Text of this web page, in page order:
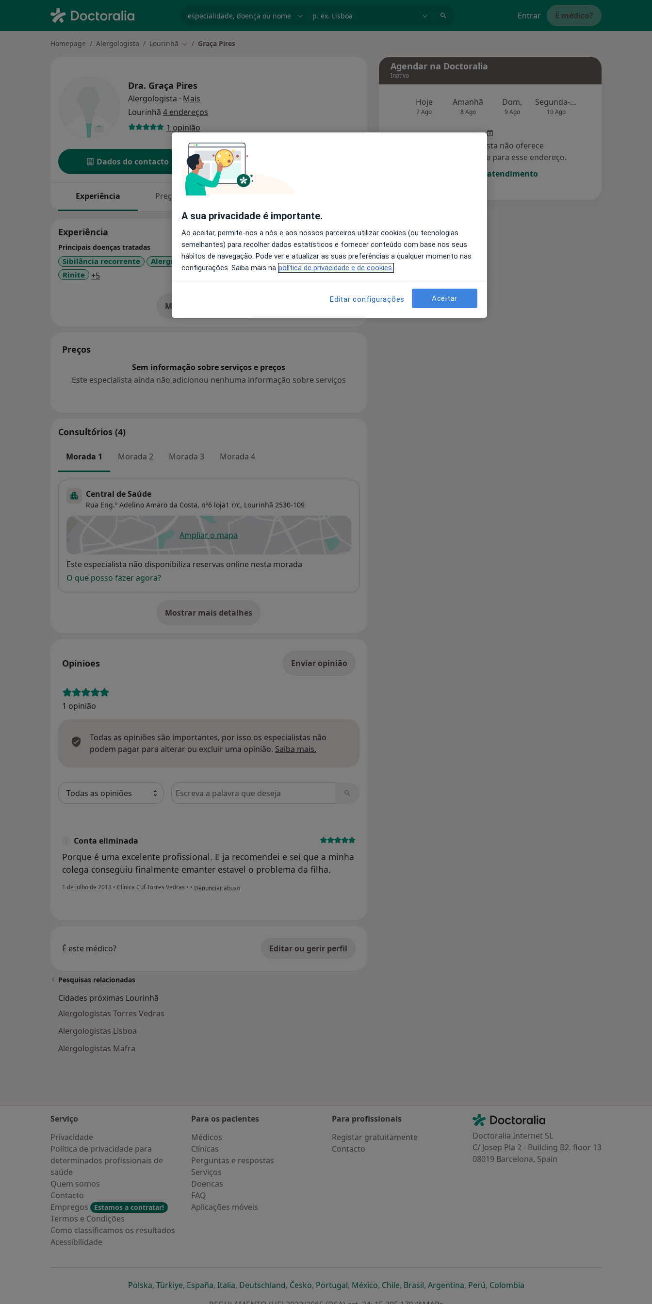
Entrar É médico?
Homepage Alergologista Lourinhã Mudar de cidade
Graça Pires
Dra. Graça Pires
Alergologista · Mais
Lourinhã 4 endereços
1 opinião
Dados do contacto Solicite um atendimento
Experiência Preços
Experiência
Principais doenças tratadas
Sibilância recorrente Alergia Respiratória Alergia Alimentar
Eczema
Rinite
+5
Mostrar mais detalhes
Preços
Sem informação sobre serviços e preços
Este especialista ainda não adicionou nenhuma informação sobre serviços
Consultórios (4)
Morada 1 Morada 2 Morada 3 Morada 4
Central de Saúde
Rua Eng.º Adelino Amaro da Costa, nº6 loja1 r/c, Lourinhã 2530-109
Ampliar o mapaabre num novo separador
Disponibilidade
Este especialista não disponibiliza reservas online nesta morada
O que posso fazer agora?
Mostrar mais detalhes
sobre o endereço
Opinioes Enviar opinião
1 opinião
Todas as opiniões são importantes, por isso os especialistas não
podem pagar para alterar ou excluir uma opinião. Saiba mais.
Pesquisar em opiniões
Conta eliminada
Porque é uma excelente profissional. E ja recomendei e sei que a minha
colega conseguiu finalmente emanter estavel o problema da filha.
1 de julho de 2013 • Clínica Cuf Torres Vedras • • na opinião do utilizador Conta eliminada
Denunciar abuso
É este médico? Editar ou gerir perfil
Agendar na Doctoralia
Inativo
Hoje
7 Ago
Amanhã
8 Ago
Dom,
9 Ago
Segunda-feira
10 Ago
Esse especialista não oferece
agendamento online para esse endereço.
Solicite um atendimento
Pesquisas relacionadas
Cidades próximas Lourinhã
Alergologistas Torres Vedras
Alergologistas Lisboa
Alergologistas Mafra
Serviço
Privacidade
Política de privacidade para
determinados profissionais de
saúde
Quem somos
Contacto
Empregos
Estamos a contratar!
Termos e Condições
Como classificamos os resultados
Acessibilidade
Para os pacientes
Médicos
Clínicas
Perguntas e respostas
Serviços
Doencas
FAQ
Aplicações móveis
Para profissionais
Registar gratuitamente
Contacto
Contacto
Doctoralia - Homepage
Doctoralia Internet SL
C/ Josep Pla 2 - Building B2, floor 13
08019 Barcelona, Spain
Polskaabre num novo separador
, Türkiyeabre num novo separador
, Españaabre num novo separador
, Italiaabre num novo separador
, Deutschlandabre num novo separador
, Českoabre num novo separador
, Portugalabre num novo separador
, Méxicoabre num novo separador
, Chileabre num novo separador
, Brasilabre num novo separador
, Argentinaabre num novo separador
, Perúabre num novo separador
, Colombiaabre num novo separador
A sua privacidade é importante.
Ao aceitar, permite-nos a nós e aos nossos parceiros utilizar cookies (ou tecnologias
semelhantes) para recolher dados estatísticos e fornecer conteúdo com base nos seus
hábitos de navegação. Pode ver e atualizar as suas preferências a qualquer momento nas
configurações. Saiba mais na política de privacidade e de cookies.
Editar configurações Aceitar